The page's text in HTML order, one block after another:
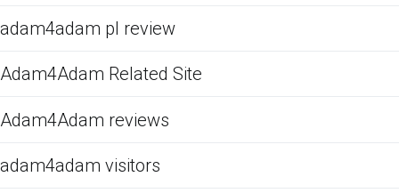
adam4adam pl review
Adam4Adam Related Site
Adam4Adam reviews
adam4adam visitors